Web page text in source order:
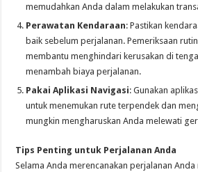
memudahkan Anda dalam melakukan
Perawatan Kendaraan: Pastikan
baik sebelum perjalanan. Pemeriksaan
membantu menghindari kerusakan di
menambah biaya perjalanan.
Pakai Aplikasi Navigasi: Gunakan
untuk menemukan rute terpendek dan
mungkin mengharuskan Anda melewati
Tips Penting untuk Perjalanan Anda
Selama Anda merencanakan perjalanan